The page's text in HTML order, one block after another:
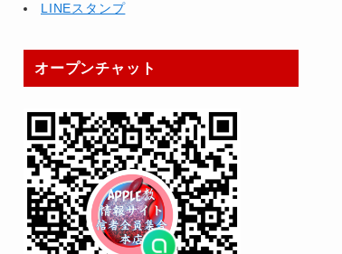
LINEスタンプ
オープンチャット